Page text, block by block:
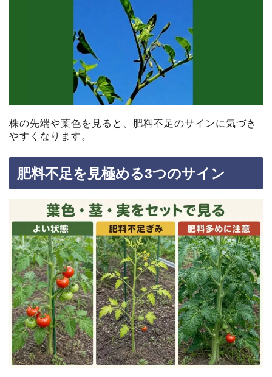
株の先端や葉色を見ると、肥料不足のサインに気づき
やすくなります。
肥料不足を見極める3つのサイン